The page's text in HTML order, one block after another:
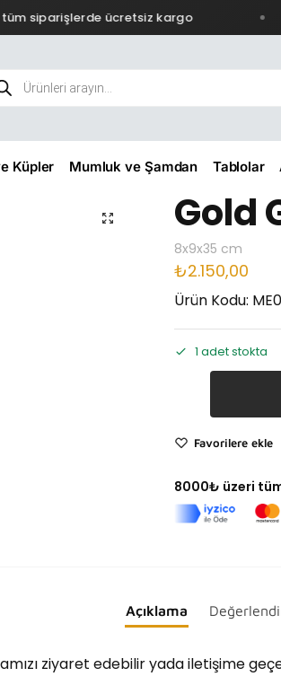
siparişlerde ücretsiz kargo
Küpler Mumluk ve Şamdan Tablolar
Gold
8x9x35 cm
₺2.150,00
Ürün Kodu:
1 adet stokta
Favorilere ekle
8000₺ üzeri
Açıklama
ziyaret edebilir yada iletişime